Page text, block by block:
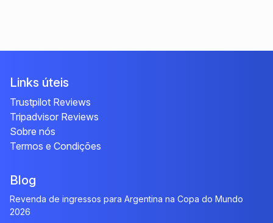
Links úteis
Trustpilot Reviews
Tripadvisor Reviews
Sobre nós
Termos e Condições
Blog
Revenda de ingressos para Argentina na Copa do Mundo
2026